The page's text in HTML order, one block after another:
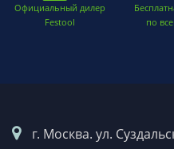
Официальный дилер
Festool
по
г. Москва. ул.